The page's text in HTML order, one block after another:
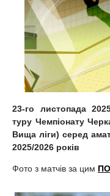
23-го листопада
туру Чемпіонату
Вища ліги) серед
2025/2026 років
Фото з матчів за цим